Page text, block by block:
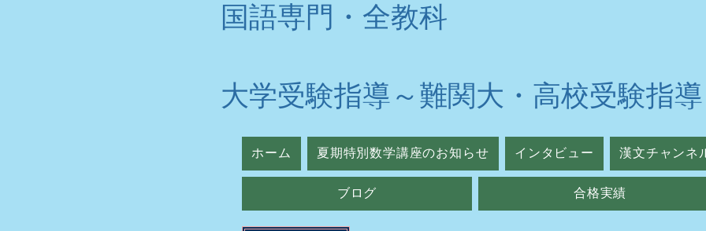
​国語専門・全教科
大学受験指導～難関大・高校受験指導
ホーム 夏期特別数学講座のお知らせ インタビュー 漢文チャンネ
ブログ 合格実績